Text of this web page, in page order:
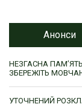
Анонси
НЕЗГАСНА
ЗБЕРЕЖІТЬ
УТОЧНЕНИЙ